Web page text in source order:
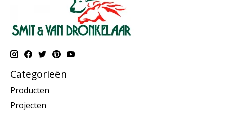
Categorieën
Producten
Projecten